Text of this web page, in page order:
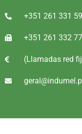
+351 261 331
+351 261 332
(Llamadas red